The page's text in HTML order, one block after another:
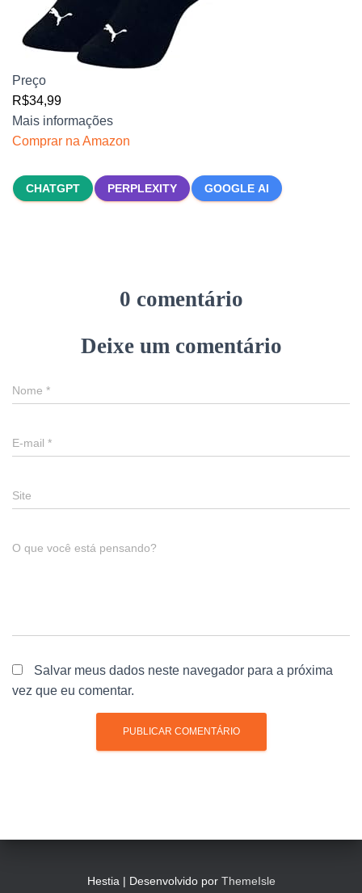
Preço
R$34,99
Mais informações
Comprar na Amazon
CHATGPT PERPLEXITY GOOGLE AI
0 comentário
Deixe um comentário
Nome *
E-mail *
Site
O que você está pensando?
Salvar meus dados neste navegador para a próxima
vez que eu comentar.
Hestia | Desenvolvido por ThemeIsle